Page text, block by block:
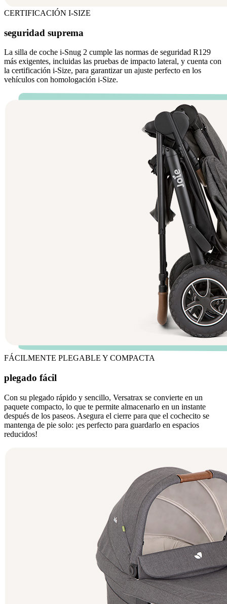
CERTIFICACIÓN I-SIZE
seguridad suprema
La silla de coche i-Snug 2 cumple las normas de seguridad R129
más exigentes, incluidas las pruebas de impacto lateral, y cuenta con
la certificación i-Size, para garantizar un ajuste perfecto en los
vehículos con homologación i-Size.
FÁCILMENTE PLEGABLE Y COMPACTA
plegado fácil
Con su plegado rápido y sencillo, Versatrax se convierte en un
paquete compacto, lo que te permite almacenarlo en un instante
después de los paseos. Asegura el cierre para que el cochecito se
mantenga de pie solo: ¡es perfecto para guardarlo en espacios
reducidos!